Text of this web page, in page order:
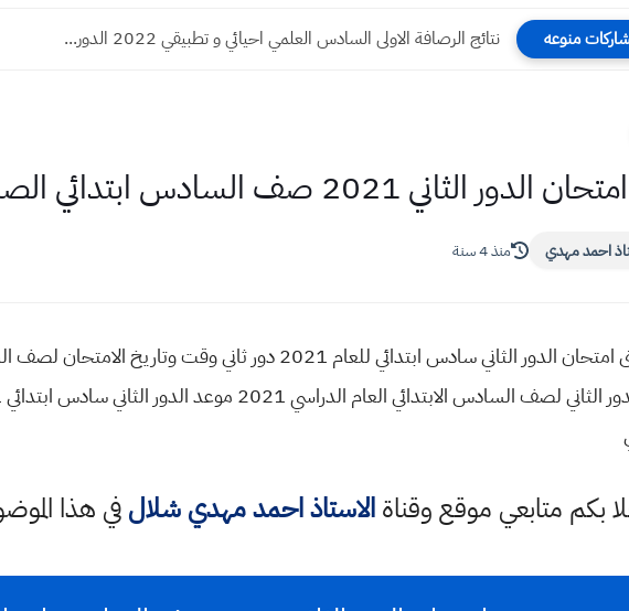
منوعه نتائج الرصافة الاولى السادس العلمي احيائي و تطبيقي 2022 الدور...
2021 صف السادس ابتدائي الصباحي والمسائي
احمد مهدي منذ 4 سنة
شوكت متى امتحان الدور الثاني سادس ابتدائي للعام 2021 دور
بكم متابعي موقع وقناةالاستاذ احمد مهدي شلالفي هذا